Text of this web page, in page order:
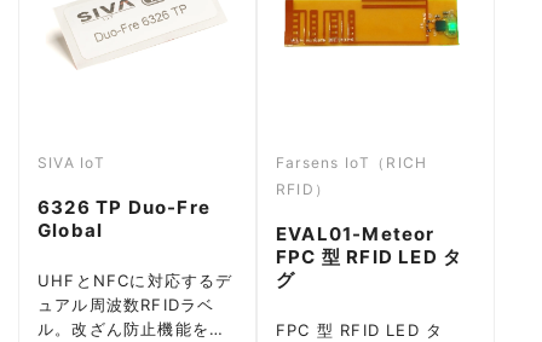
SIVA IoT
6326 TP Duo-Fre
Global
UHFとNFCに対応するデ
ュアル周波数RFIDラベ
ル。改ざん防止機能を備
Farsens IoT（RICH
RFID）
EVAL01-Meteor
FPC 型 RFID LED タ
グ
FPC 型 RFID LED タ